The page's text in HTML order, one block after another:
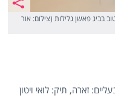
בביג פאשן גלילות (צילום: אור
זארה, תיק: לואי ויטון